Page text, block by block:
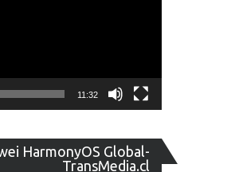
11:32
HarmonyOS Global-
TransMedia.cl
de